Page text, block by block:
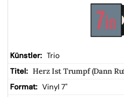
Trio
Herz Ist Trumpf (Dann
Vinyl 7"